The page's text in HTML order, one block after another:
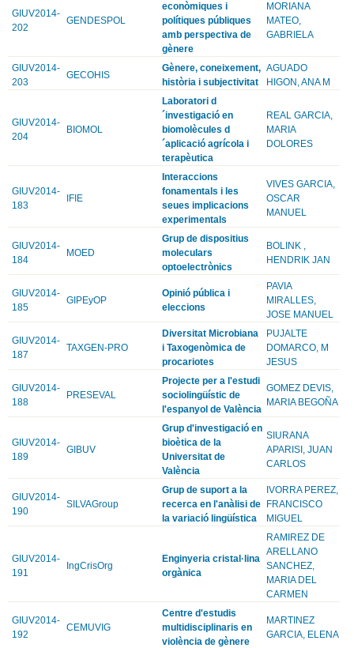
GIUV2014-
202
GENDESPOL
econòmiques i
polítiques públiques
amb perspectiva de
gènere
MORIANA
MATEO,
GABRIELA
GIUV2014-
203
GECOHIS
Gènere, coneixement,
història i subjectivitat
AGUADO
HIGON, ANA M
GIUV2014-
204
BIOMOL
Laboratori d
´investigació en
biomolècules d
´aplicació agrícola i
terapèutica
REAL GARCIA,
MARIA
DOLORES
GIUV2014-
183
IFIE
Interaccions
fonamentals i les
seues implicacions
experimentals
VIVES GARCIA,
OSCAR
MANUEL
GIUV2014-
184
MOED
Grup de dispositius
moleculars
optoelectrònics
BOLINK ,
HENDRIK JAN
GIUV2014-
185
GIPEyOP
Opinió pública i
eleccions
PAVIA
MIRALLES,
JOSE MANUEL
GIUV2014-
187
TAXGEN-PRO
Diversitat Microbiana
i Taxogenòmica de
procariotes
PUJALTE
DOMARCO, M
JESUS
GIUV2014-
188
PRESEVAL
Projecte per a l'estudi
sociolingüístic de
l'espanyol de València
GOMEZ DEVIS,
MARIA BEGOÑA
GIUV2014-
189
GIBUV
Grup d'investigació en
bioètica de la
Universitat de
València
SIURANA
APARISI, JUAN
CARLOS
GIUV2014-
190
SILVAGroup
Grup de suport a la
recerca en l'anàlisi de
la variació lingüística
IVORRA PEREZ,
FRANCISCO
MIGUEL
GIUV2014-
191
IngCrisOrg
Enginyeria cristal·lina
orgànica
RAMIREZ DE
ARELLANO
SANCHEZ,
MARIA DEL
CARMEN
GIUV2014-
192
CEMUVIG
Centre d'estudis
multidisciplinaris en
violència de gènere
MARTINEZ
GARCIA, ELENA